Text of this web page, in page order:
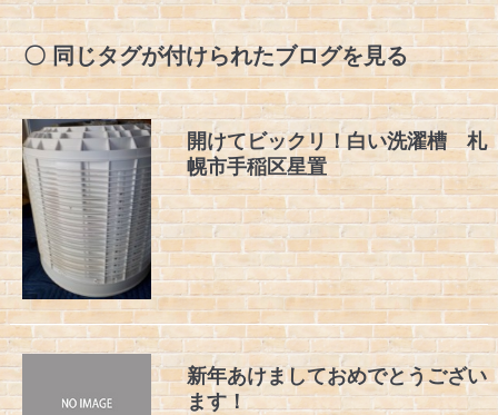
同じタグが付けられたブログを見る
開けてビックリ！白い洗濯槽 札
幌市手稲区星置
新年あけましておめでとうござい
ます！